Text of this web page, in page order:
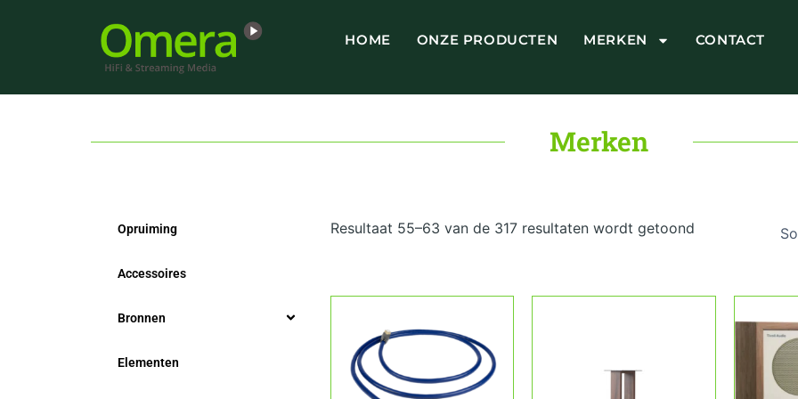
HOME ONZE PRODUCTEN MERKEN CONTACT
Merken
Opruiming
Accessoires
Bronnen
Elementen
Resultaat 55–63 van de 317 resultaten wordt getoondop
product
meerdere
meerdere